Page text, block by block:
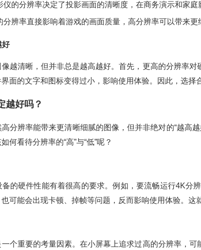
仪的分辨率决定了投影画面的清晰度，在商务演示和家庭
分辨率直接影响着游戏的画面质量，高分辨率可以带来更
好
越清晰，但并非总是越高越好。首先，更高的分辨率
面的文字和图标变得过小，影响使用体验。因此，选择
越好吗？
分辨率能带来更清晰细腻的图像，但并非绝对的“越高
何看待分辨率的“高”与“低”呢？
的硬件性能有着很高的要求。例如，要流畅运行4K分
可能会出现卡顿、掉帧等问题，反而影响使用体验。
个重要的考量因素。在小屏幕上追求过高的分辨率，